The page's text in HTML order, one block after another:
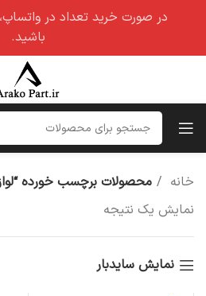
خانه
محصولات برچسب خورده
نمایش یک نتیجه
نمایش سایدبار
در صورت خرید تعداد در واتساپ،
باشید.